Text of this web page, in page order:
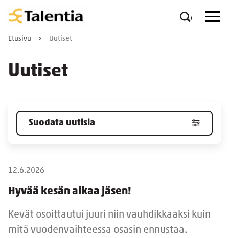
Etusivu Uutiset
Uutiset
12.6.2026
Hyvää kesän aikaa jäsen!
Kevät osoittautui juuri niin vauhdikkaaksi kuin
mitä vuodenvaihteessa osasin ennustaa.
Suodata uutisia